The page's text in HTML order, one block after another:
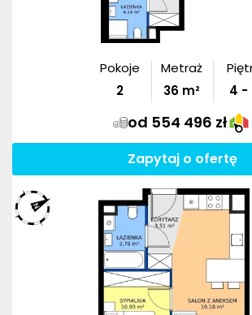
Pokoje
2
Metraż
36 m²
4 -
od 554 496 zł
Zapytaj o ofertę